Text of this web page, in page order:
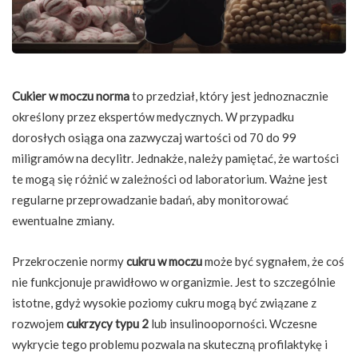
Cukier w moczu normato przedział, który jest jednoznacznie
określony przez ekspertów medycznych. W przypadku
dorosłych osiąga ona zazwyczaj wartości od 70 do 99
miligramów na decylitr. Jednakże, należy pamiętać, że wartości
te mogą się różnić w zależności od laboratorium. Ważne jest
regularne przeprowadzanie badań, aby monitorować
ewentualne zmiany.
Przekroczenie normycukru w moczumoże być sygnałem, że coś
nie funkcjonuje prawidłowo w organizmie. Jest to szczególnie
istotne, gdyż wysokie poziomy cukru mogą być związane z
rozwojem cukrzycy typu 2 lub insulinooporności. Wczesne
wykrycie tego problemu pozwala na skuteczną profilaktykę i